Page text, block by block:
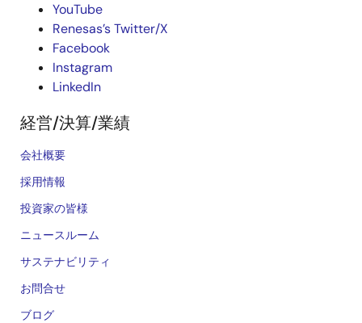
YouTube
Renesas’s Twitter/X
Facebook
Instagram
LinkedIn
経営/決算/業績
会社概要
採用情報
投資家の皆様
ニュースルーム
サステナビリティ
お問合せ
ブログ